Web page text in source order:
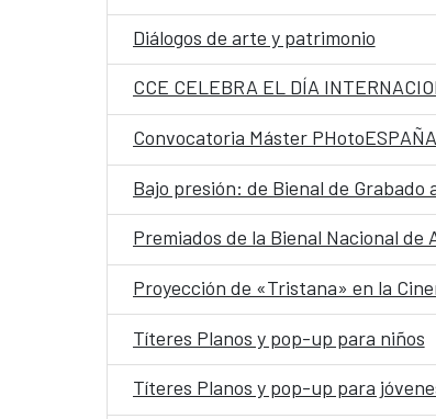
Diálogos de arte y patrimonio
CCE CELEBRA EL DÍA
Convocatoria Máster PHotoESPAÑA
Bajo presión: de Bienal de
Premiados de la Bienal Nacional de
Proyección de «Tristana» en la
Títeres Planos y pop-up para niños
Títeres Planos y pop-up para